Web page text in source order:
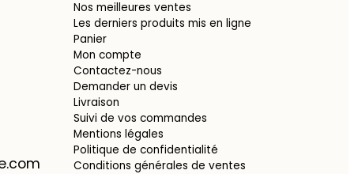
Nos meilleures ventes
Les derniers produits mis en ligne
Panier
Mon compte
Contactez-nous
Demander un devis
Livraison
Suivi de vos commandes
Mentions légales
Politique de confidentialité
Conditions générales de ventes